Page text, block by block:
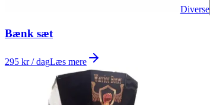
Diverse
Bænk sæt
295 kr / dagLæs mere